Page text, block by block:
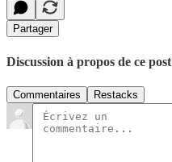
Partager
Discussion à propos de ce post
Commentaires Restacks